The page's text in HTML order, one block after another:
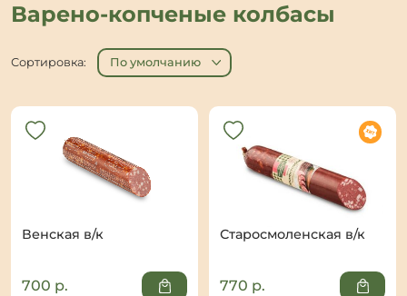
Варено-копченые колбасы
Сортировка: По умолчанию
Венская в/к
700 р.
Старосмоленская в/к
770 р.